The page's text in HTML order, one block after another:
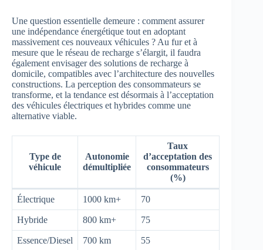
Une question essentielle demeure : comment assurer
une indépendance énergétique tout en adoptant
massivement ces nouveaux véhicules ? Au fur et à
mesure que le réseau de recharge s’élargit, il faudra
également envisager des solutions de recharge à
domicile, compatibles avec l’architecture des nouvelles
constructions. La perception des consommateurs se
transforme, et la tendance est désormais à l’acceptation
des véhicules électriques et hybrides comme une
alternative viable.
Type de
véhicule
Autonomie
démultipliée
Taux
d’acceptation des
consommateurs
(%)
Électrique 1000 km+ 70
Hybride 800 km+ 75
Essence/Diesel 700 km
55